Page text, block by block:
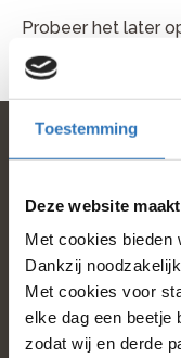
Toestemming
Deze website
Met cookies bieden
Dankzij
Met cookies voor
elke dag een beetje
zodat wij en derde
Probeer het later
neem dan contact
home
Populaire
Onze service
Klantenservice